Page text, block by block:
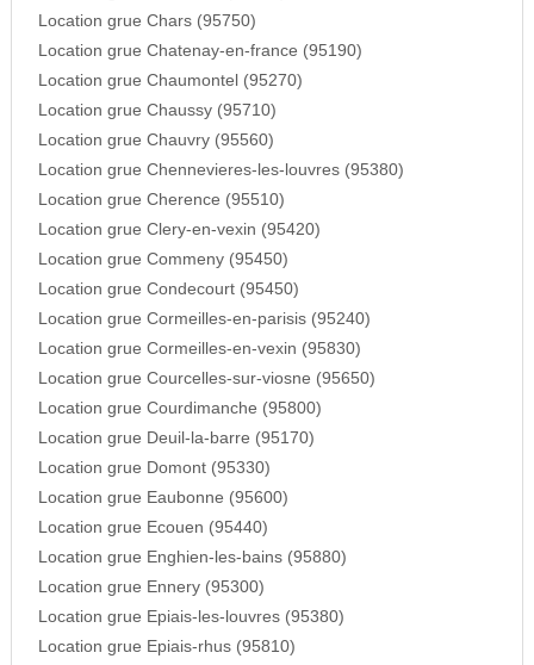
Location grue Chars (95750)
Location grue Chatenay-en-france (95190)
Location grue Chaumontel (95270)
Location grue Chaussy (95710)
Location grue Chauvry (95560)
Location grue Chennevieres-les-louvres (95380)
Location grue Cherence (95510)
Location grue Clery-en-vexin (95420)
Location grue Commeny (95450)
Location grue Condecourt (95450)
Location grue Cormeilles-en-parisis (95240)
Location grue Cormeilles-en-vexin (95830)
Location grue Courcelles-sur-viosne (95650)
Location grue Courdimanche (95800)
Location grue Deuil-la-barre (95170)
Location grue Domont (95330)
Location grue Eaubonne (95600)
Location grue Ecouen (95440)
Location grue Enghien-les-bains (95880)
Location grue Ennery (95300)
Location grue Epiais-les-louvres (95380)
Location grue Epiais-rhus (95810)